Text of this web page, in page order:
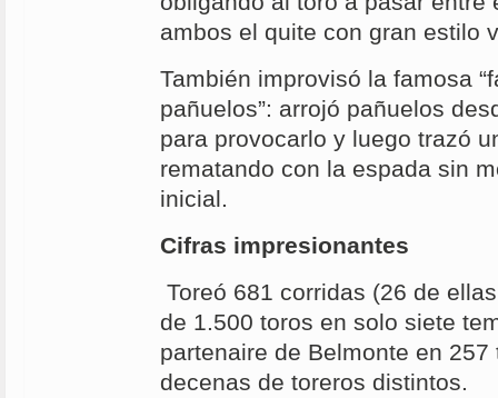
ambos el quite con gran estilo
También improvisó la famosa
pañuelos”: arrojó pañuelos
para provocarlo y luego trazó
rematando con la espada sin
inicial.
Cifras impresionantes
Toreó 681 corridas (26 de
de 1.500 toros en solo siete
partenaire de Belmonte en
decenas de toreros distintos.